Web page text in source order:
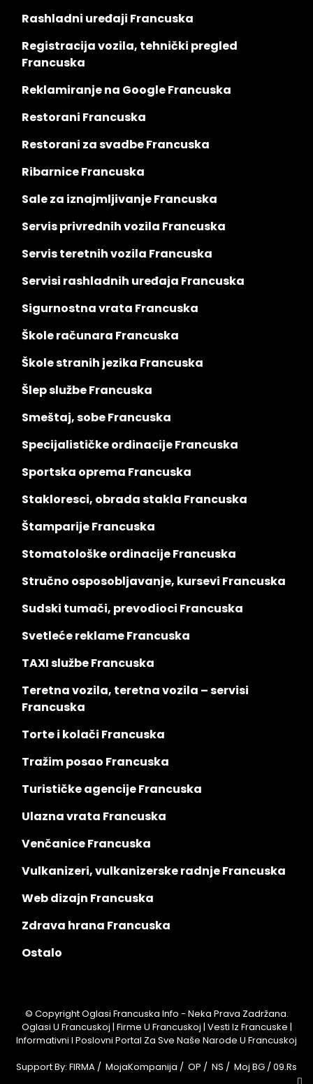
Rashladni uređaji Francuska
Registracija vozila, tehnički pregled
Francuska
Reklamiranje na Google Francuska
Restorani Francuska
Restorani za svadbe Francuska
Ribarnice Francuska
Sale za iznajmljivanje Francuska
Servis privrednih vozila Francuska
Servis teretnih vozila Francuska
Servisi rashladnih uređaja Francuska
Sigurnostna vrata Francuska
Škole računara Francuska
Škole stranih jezika Francuska
Šlep službe Francuska
Smeštaj, sobe Francuska
Specijalističke ordinacije Francuska
Sportska oprema Francuska
Stakloresci, obrada stakla Francuska
Štamparije Francuska
Stomatološke ordinacije Francuska
Stručno osposobljavanje, kursevi Francuska
Sudski tumači, prevodioci Francuska
Svetleće reklame Francuska
TAXI službe Francuska
Teretna vozila, teretna vozila – servisi
Francuska
Torte i kolači Francuska
Tražim posao Francuska
Turističke agencije Francuska
Ulazna vrata Francuska
Venčanice Francuska
Vulkanizeri, vulkanizerske radnje Francuska
Web dizajn Francuska
Zdrava hrana Francuska
Ostalo
© Copyright Oglasi Francuska Info - Neka Prava Zadržana.
Oglasi U Francuskoj | Firme U Francuskoj | Vesti Iz Francuske |
Informativni I Poslovni Portal Za Sve Naše Narode U Francuskoj
Support By: FIRMA / MojaKompanija / OP / NS / Moj BG /09.rs